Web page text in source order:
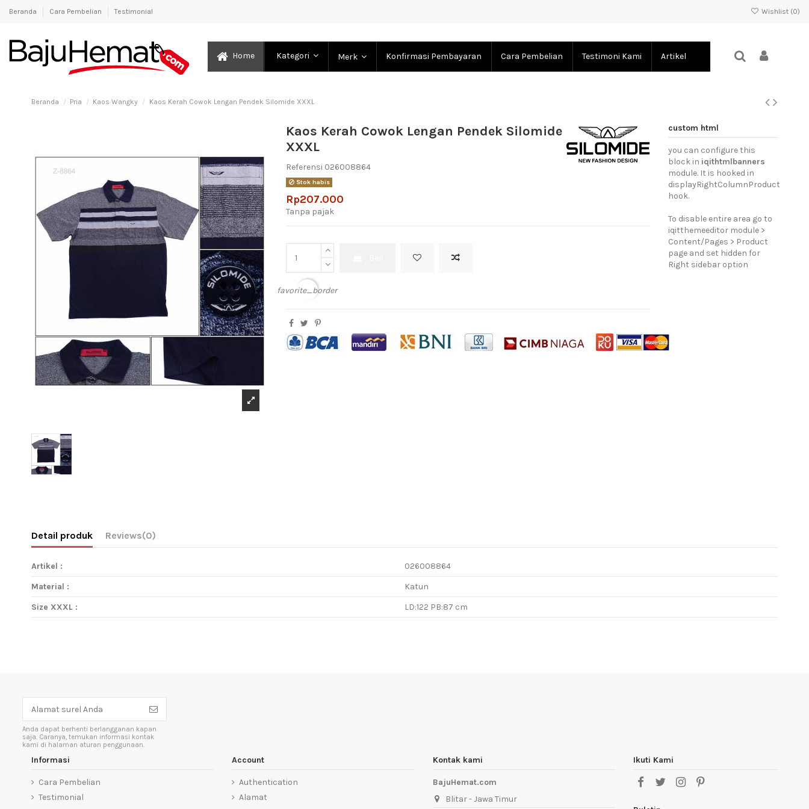
Beranda Cara Pembelian Testimonial Wishlist (0)
Home Kategori Merk Konfirmasi Pembayaran Cara Pembelian Testimoni Kami Artikel
Beranda Pria Kaos Wangky Kaos Kerah Cowok Lengan Pendek Silomide XXXL
Kaos Kerah Cowok Lengan Pendek Silomide
XXXL
Referensi 026008864
Stok habis
Rp207.000
Tanpa pajak
favorite_border
custom html
you can configure this
block in iqithtmlbanners
module. It is hooked in
displayRightColumnProduct
hook.
To disable entire area go to
iqitthemeeditor module >
Content/Pages > Product
page and set hidden for
Right sidebar option
Detail produk Reviews(0)
Artikel :
026008864
Material :
Katun
Size XXXL :
LD:122 PB:87 cm
Anda dapat berhenti berlangganan kapan
saja. Caranya, temukan informasi kontak
kami di halaman aturan penggunaan.
Informasi
Cara Pembelian
Testimonial
Account
Authentication
Alamat
Kontak kami
BajuHemat.com
Blitar - Jawa Timur
Ikuti Kami